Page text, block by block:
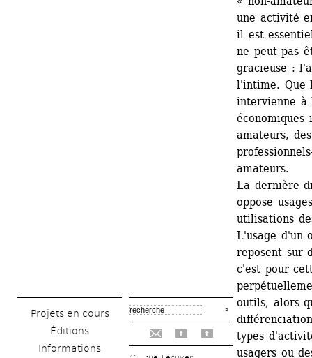
Projets en cours
Éditions
Informations
f t
une activité
il est
ne peut pas
gracieuse :
l'intime. Que
intervienne à
amateurs,
amateurs.
La dernière
oppose
utilisations
L'usage d'un
reposent sur
c'est pour
outils, alors
types
usagers ou